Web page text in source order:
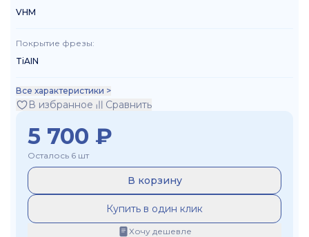
VHM
Покрытие фрезы:
TiAIN
Все характеристики >
В избранное Сравнить
5 700 ₽
Осталось 6 шт
В корзину
Купить в один клик
Хочу дешевле